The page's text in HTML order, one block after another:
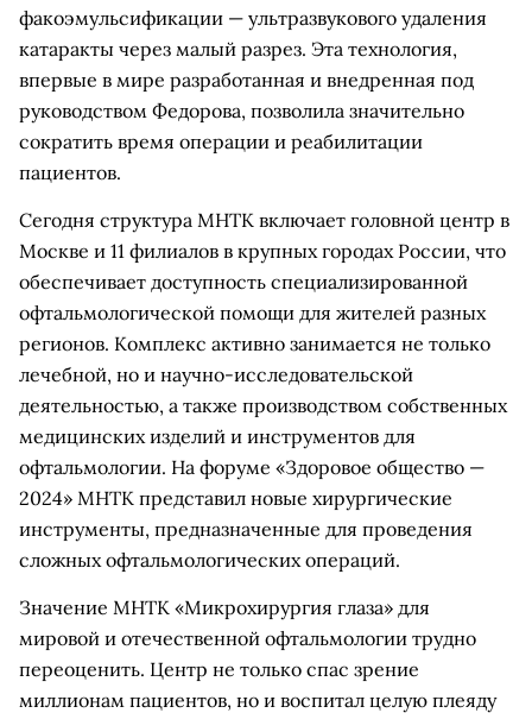
факоэмульсификации — ультразвукового удаления
катаракты через малый разрез. Эта технология,
впервые в мире разработанная и внедренная под
руководством Федорова, позволила значительно
сократить время операции и реабилитации
пациентов.
Сегодня структура МНТК включает головной центр в
Москве и 11 филиалов в крупных городах России, что
обеспечивает доступность специализированной
офтальмологической помощи для жителей разных
регионов. Комплекс активно занимается не только
лечебной, но и научно-исследовательской
деятельностью, а также производством собственных
медицинских изделий и инструментов для
офтальмологии. На форуме «Здоровое общество —
2024» МНТК представил новые хирургические
инструменты, предназначенные для проведения
сложных офтальмологических операций.
Значение МНТК «Микрохирургия глаза» для
мировой и отечественной офтальмологии трудно
переоценить. Центр не только спас зрение
миллионам пациентов, но и воспитал целую плеяду